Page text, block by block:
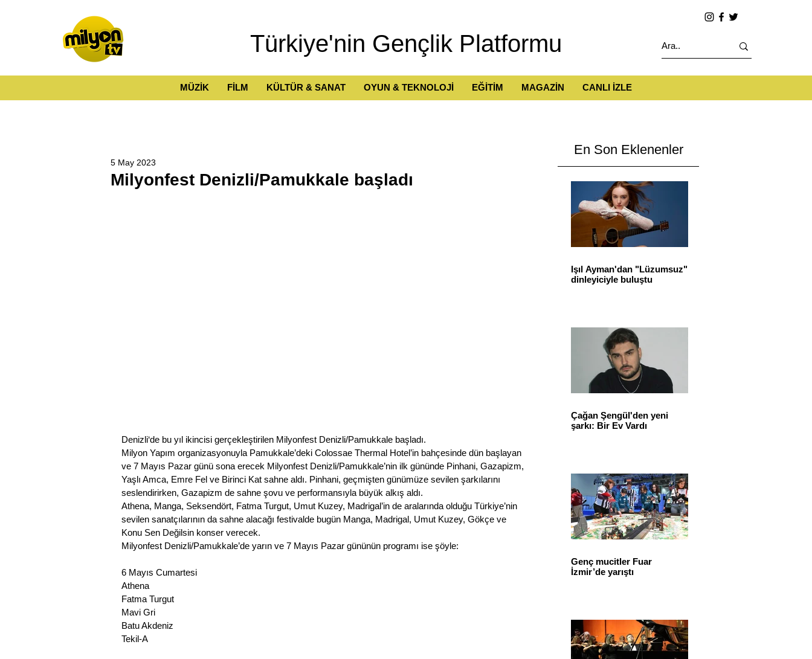
Türkiye'nin Gençlik Platformu
MÜZİK FİLM KÜLTÜR & SANAT OYUN & TEKNOLOJİ EĞİTİM MAGAZİN CANLI İZLE
Milyonfest Denizli/Pamukkale başladı
5 May 2023
Denizli‘de bu yıl ikincisi gerçekleştirilen Milyonfest Denizli/Pamukkale başladı.
Milyon Yapım organizasyonuyla Pamukkale’deki Colossae Thermal Hotel’in bahçesinde dün başlayan
ve 7 Mayıs Pazar günü sona erecek Milyonfest Denizli/Pamukkale’nin ilk gününde Pinhani, Gazapizm,
Yaşlı Amca, Emre Fel ve Birinci Kat sahne aldı. Pinhani, geçmişten günümüze sevilen şarkılarını
seslendirirken, Gazapizm de sahne şovu ve performansıyla büyük alkış aldı.
Athena, Manga, Seksendört, Fatma Turgut, Umut Kuzey, Madrigal’in de aralarında olduğu Türkiye’nin
sevilen sanatçılarının da sahne alacağı festivalde bugün Manga, Madrigal, Umut Kuzey, Gökçe ve
Konu Sen Değilsin konser verecek.
Milyonfest Denizli/Pamukkale’de yarın ve 7 Mayıs Pazar gününün programı ise şöyle:
6 Mayıs Cumartesi
Athena
Fatma Turgut
Mavi Gri
Batu Akdeniz
Tekil-A
En Son Eklenenler
Işıl Ayman'dan "Lüzumsuz"
dinleyiciyle buluştu
Çağan Şengül'den yeni
şarkı: Bir Ev Vardı
Genç mucitler Fuar
İzmir’de yarıştı